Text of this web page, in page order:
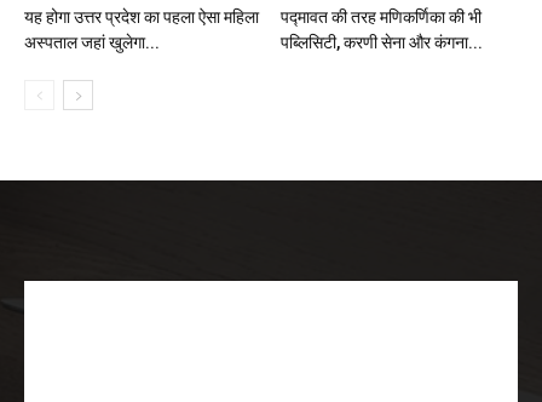
यह होगा उत्तर प्रदेश का पहला ऐसा महिला
अस्पताल जहां खुलेगा...
पद्मावत की तरह मणिकर्णिका की भी
पब्लिसिटी, करणी सेना और कंगना...